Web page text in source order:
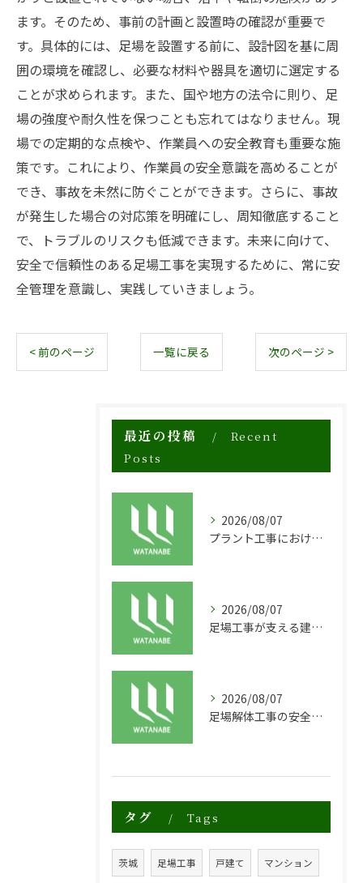
ます。そのため、事前の計画と設置時の確認が重要で
す。具体的には、足場を設置する前に、設計図を基に周
囲の環境を確認し、必要な材料や器具を適切に選定する
ことが求められます。また、国や地方の法令に則り、足
場の強度や耐久性を保つことも忘れてはなりません。現
場での定期的な点検や、作業員への安全教育も重要な施
策です。これにより、作業員の安全意識を高めることが
でき、事故を未然に防ぐことができます。さらに、事故
が発生した場合の対応策を明確にし、周知徹底すること
で、トラブルのリスクも低減できます。未来に向けて、
安全で信頼性のある足場工事を実現するために、常に安
全管理を意識し、実践していきましょう。
< 前のページ 一覧に戻る 次のページ >
最近の投稿
Recent
Posts
2026/08/07
プラント工事における足場工事の安全対策と施工の重要性
2026/08/07
足場工事が支える建物の長寿命化と外装塗装の重要性
2026/08/07
足場解体工事の安全性と効率化のポイント
タグ Tags
茨城 足場工事 戸建て マンション